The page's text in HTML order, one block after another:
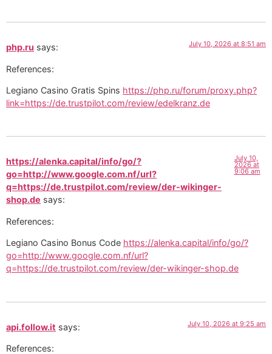
php.ru says: July 10, 2026 at 8:51 am
References:
Legiano Casino Gratis Spins https://php.ru/forum/proxy.php?
link=https://de.trustpilot.com/review/edelkranz.de
https://alenka.capital/info/go/?
go=http://www.google.com.nf/url?
q=https://de.trustpilot.com/review/der-wikinger-
shop.de says:
July 10,
2026 at
9:06 am
References:
Legiano Casino Bonus Code https://alenka.capital/info/go/?
go=http://www.google.com.nf/url?
q=https://de.trustpilot.com/review/der-wikinger-shop.de
api.follow.it says: July 10, 2026 at 9:25 am
References: